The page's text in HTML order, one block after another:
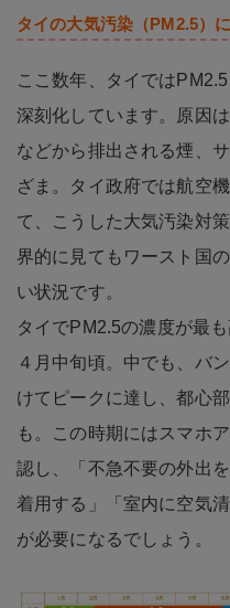
タイの大気汚染（PM2.5）
ここ数年、タイでは
深刻化しています。原因
などから排出される煙、
ざま。タイ政府では航空
て、こうした大気汚染対
界的に見てもワースト国
い状況です。
タイでPM2.5の濃度が最
４月中旬頃。中でも、バ
けてピークに達し、都心
も。この時期にはスマホ
認し、「不急不要の外出
着用する」「室内に空気
が必要になるでしょう。